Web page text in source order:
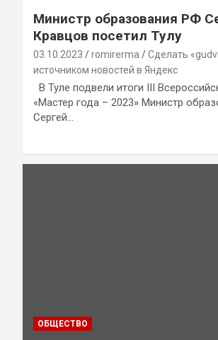
Министр образования РФ
Кравцов посетил Тулу
03.10.2023 romirerma
Сделать
источником новостей в Яндекс
В Туле подвели итоги III
«Мастер года – 2023» Министр
Сергей…
ОБЩЕСТВО